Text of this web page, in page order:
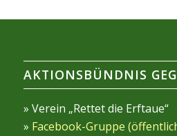
AKTIONSBÜNDNIS
» Verein „Rettet die Erftaue“
» Facebook-Gruppe